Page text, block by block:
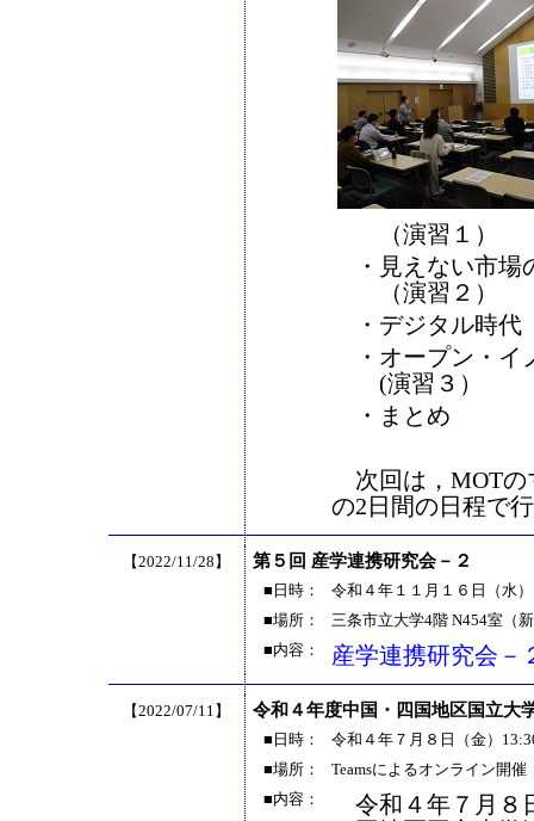
（演習１）
・見えない市場
（演習２）
・デジタル時代
・オープン・イ
(演習３）
・まとめ
次回は，MOTの
の2日間の日程で
【2022/11/28】 第５回 産学連携研究会－２
■日時：
令和４年１１月１６日（水
■場所：
三条市立大学4階 N454室（
■内容：
産学連携研究会－
【2022/07/11】 令和４年度中国・四国地区国立大
■日時：
令和４年７月８日（金）
■場所：
Teamsによるオンライン開催
■内容：
令和４年７月８